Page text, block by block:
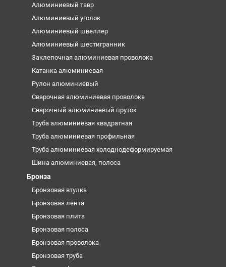
Алюминиевый тавр
Алюминиевый уголок
Алюминиевый швеллер
Алюминиевый шестигранник
Заклепочная алюминиевая проволока
Катанка алюминиевая
Рулон алюминиевый
Сварочная алюминиевая проволока
Сварочный алюминиевый пруток
Труба алюминиевая квадратная
Труба алюминиевая профильная
Труба алюминиевая холоднодеформируемая
Шина алюминиевая, полоса
Бронза
Бронзовая втулка
Бронзовая лента
Бронзовая плита
Бронзовая полоса
Бронзовая проволока
Бронзовая труба